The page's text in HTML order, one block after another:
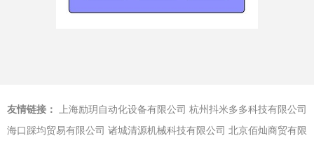
友情链接： 上海励玥自动化设备有限公司 杭州抖米多多科技有限公司
海口踩均贸易有限公司 诸城清源机械科技有限公司 北京佰灿商贸有限